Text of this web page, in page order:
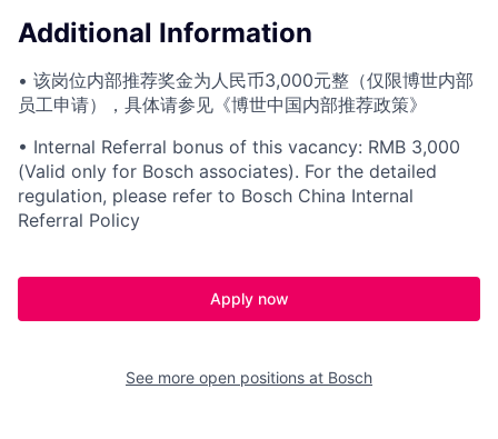
Additional Information
• 该岗位内部推荐奖金为人民币3,000元整（仅限博世内部
员工申请），具体请参见《博世中国内部推荐政策》
• Internal Referral bonus of this vacancy: RMB 3,000
(Valid only for Bosch associates). For the detailed
regulation, please refer to Bosch China Internal
Referral Policy
Apply now
See more open positions at Bosch